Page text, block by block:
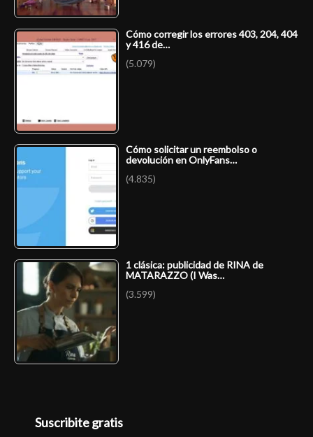
Cómo corregir los errores 403, 204, 404
y 416 de…
(5.079)
Cómo solicitar un reembolso o
devolución en OnlyFans…
(4.835)
1 clásica: publicidad de RINA de
MATARAZZO (I Was…
(3.599)
Suscribite gratis